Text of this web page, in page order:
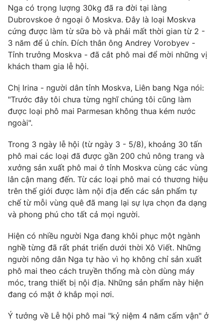
Câu chuyện quốc tế
Thị trường
Góc doanh nghiệp
Truyền hình
Phim VTV
Hậu trường
Nhân vật
Khán giả
Giải sao mai
Giải trí
Âm nhạc
Sao
Đời sống
Du lịch
Làm đẹp
Chất lượng cuộc sống
Giáo dục
Học trực tuyến
Công nghệ
Hitech Công nghệ tương lai
Sản phẩm
Thị trường
Tư vấn
Giao lưu trực tuyến
Lịch phát sóng
Chuyên mục khác
Emagazine Podcast
Photo Infographic
Video
Nga có trọng lượng 30kg đã ra đời tại làng
Dubrovskoe ở ngoại ô Moskva. Đây là loại Moskva
cứng được làm từ sữa bò và phải mất thời gian từ 2 -
3 năm để ủ chín. Đích thân ông Andrey Vorobyev -
Tỉnh trưởng Moskva - đã cắt phô mai để mời những vị
khách tham gia lễ hội.
Chị Irina - người dân tỉnh Moskva, Liên bang Nga nói:
"Trước đây tôi chưa từng nghĩ chúng tôi cũng làm
được loại phô mai Parmesan không thua kém nước
ngoài".
Trong 3 ngày lễ hội (từ ngày 3 - 5/8), khoảng 30 tấn
phô mai các loại đã được gần 200 chủ nông trang và
xưởng sản xuất phô mai ở tỉnh Moskva cùng các vùng
lân cận mang đến. Từ các loại phô mai có thương hiệu
trên thế giới được làm nội địa đến các sản phẩm tự
chế từ mỗi vùng quê đã mang lại sự lựa chọn đa dạng
và phong phú cho tất cả mọi người.
Hiện có nhiều người Nga đang khôi phục một ngành
nghề từng đã rất phát triển dưới thời Xô Viết. Những
người nông dân Nga tự hào vì họ không chỉ sản xuất
phô mai theo cách truyền thống mà còn dùng máy
móc, trang thiết bị nội địa. Những sản phẩm này hiện
đang có mặt ở khắp mọi nơi.
Ý tưởng về Lễ hội phô mai "kỷ niệm 4 năm cấm vận" ở